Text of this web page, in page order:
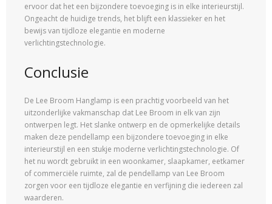
ervoor dat het een bijzondere toevoeging is in elke interieurstijl.
Ongeacht de huidige trends, het blijft een klassieker en het
bewijs van tijdloze elegantie en moderne
verlichtingstechnologie.
Conclusie
De Lee Broom Hanglamp is een prachtig voorbeeld van het
uitzonderlijke vakmanschap dat Lee Broom in elk van zijn
ontwerpen legt. Het slanke ontwerp en de opmerkelijke details
maken deze pendellamp een bijzondere toevoeging in elke
interieurstijl en een stukje moderne verlichtingstechnologie. Of
het nu wordt gebruikt in een woonkamer, slaapkamer, eetkamer
of commerciële ruimte, zal de pendellamp van Lee Broom
zorgen voor een tijdloze elegantie en verfijning die iedereen zal
waarderen.